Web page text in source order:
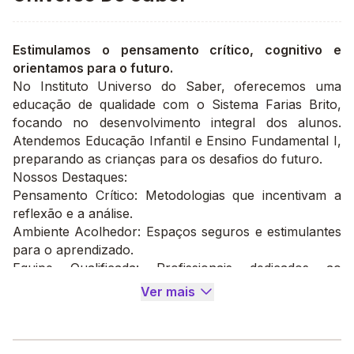
Estimulamos o pensamento crítico, cognitivo e
orientamos para o futuro.
No Instituto Universo do Saber, oferecemos uma
educação de qualidade com o Sistema Farias Brito,
focando no desenvolvimento integral dos alunos.
Atendemos Educação Infantil e Ensino Fundamental I,
preparando as crianças para os desafios do futuro.
Nossos Destaques:
Pensamento Crítico: Metodologias que incentivam a
reflexão e a análise.
Ambiente Acolhedor: Espaços seguros e estimulantes
para o aprendizado.
Equipe Qualificada: Profissionais dedicados ao
crescimento e bem-estar dos alunos.
seu filho!
Ver mais